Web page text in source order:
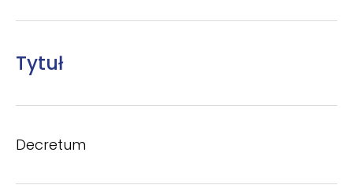
Tytuł
Decretum